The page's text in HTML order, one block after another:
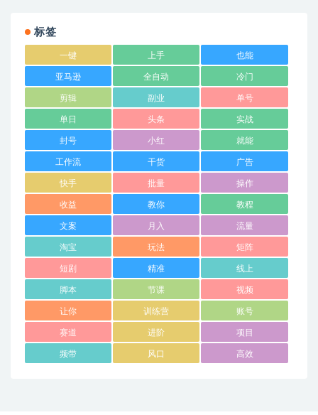
标签
一键 上手 也能
亚马逊 全自动 冷门
剪辑 副业 单号
单日 头条 实战
封号 小红 就能
工作流 干货 广告
快手 批量 操作
收益 教你 教程
文案 月入 流量
淘宝 玩法 矩阵
短剧 精准 线上
脚本 节课 视频
让你 训练营 账号
赛道 进阶 项目
频带 风口 高效